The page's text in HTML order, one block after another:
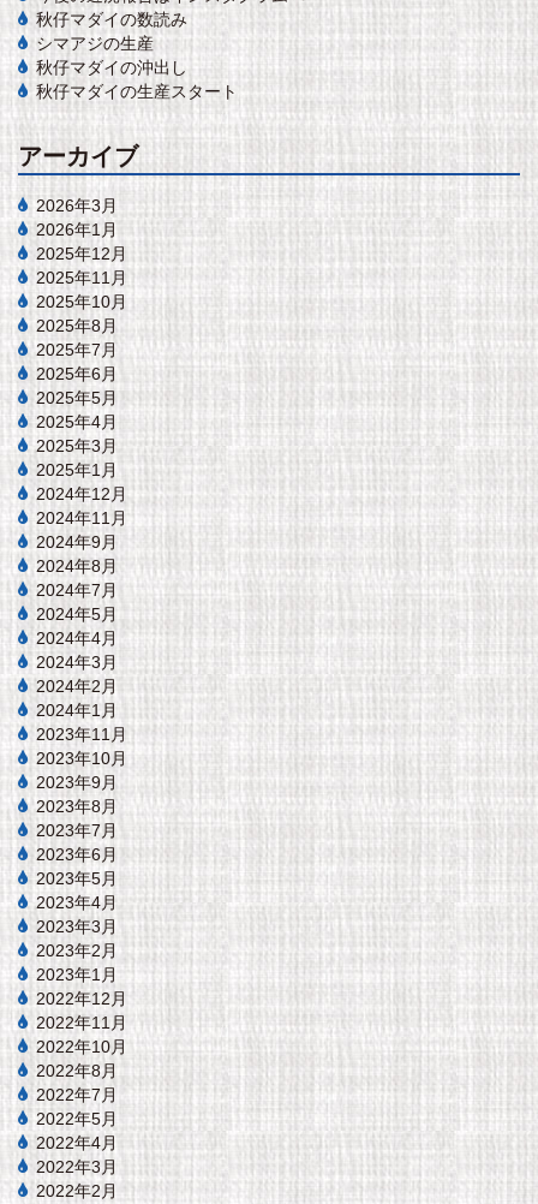
秋仔マダイの数読み
シマアジの生産
秋仔マダイの沖出し
秋仔マダイの生産スタート
アーカイブ
2026年3月
2026年1月
2025年12月
2025年11月
2025年10月
2025年8月
2025年7月
2025年6月
2025年5月
2025年4月
2025年3月
2025年1月
2024年12月
2024年11月
2024年9月
2024年8月
2024年7月
2024年5月
2024年4月
2024年3月
2024年2月
2024年1月
2023年11月
2023年10月
2023年9月
2023年8月
2023年7月
2023年6月
2023年5月
2023年4月
2023年3月
2023年2月
2023年1月
2022年12月
2022年11月
2022年10月
2022年8月
2022年7月
2022年5月
2022年4月
2022年3月
2022年2月